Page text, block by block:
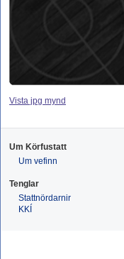
Vista jpg mynd
Um Körfustatt
Um vefinn
Tenglar
Stattnördarnir
KKÍ